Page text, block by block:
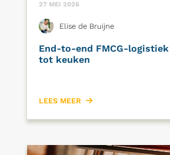
27 MEI 2026
Elise de Bruijne
End-to-end FMCG-
tot keuken
LEES MEER